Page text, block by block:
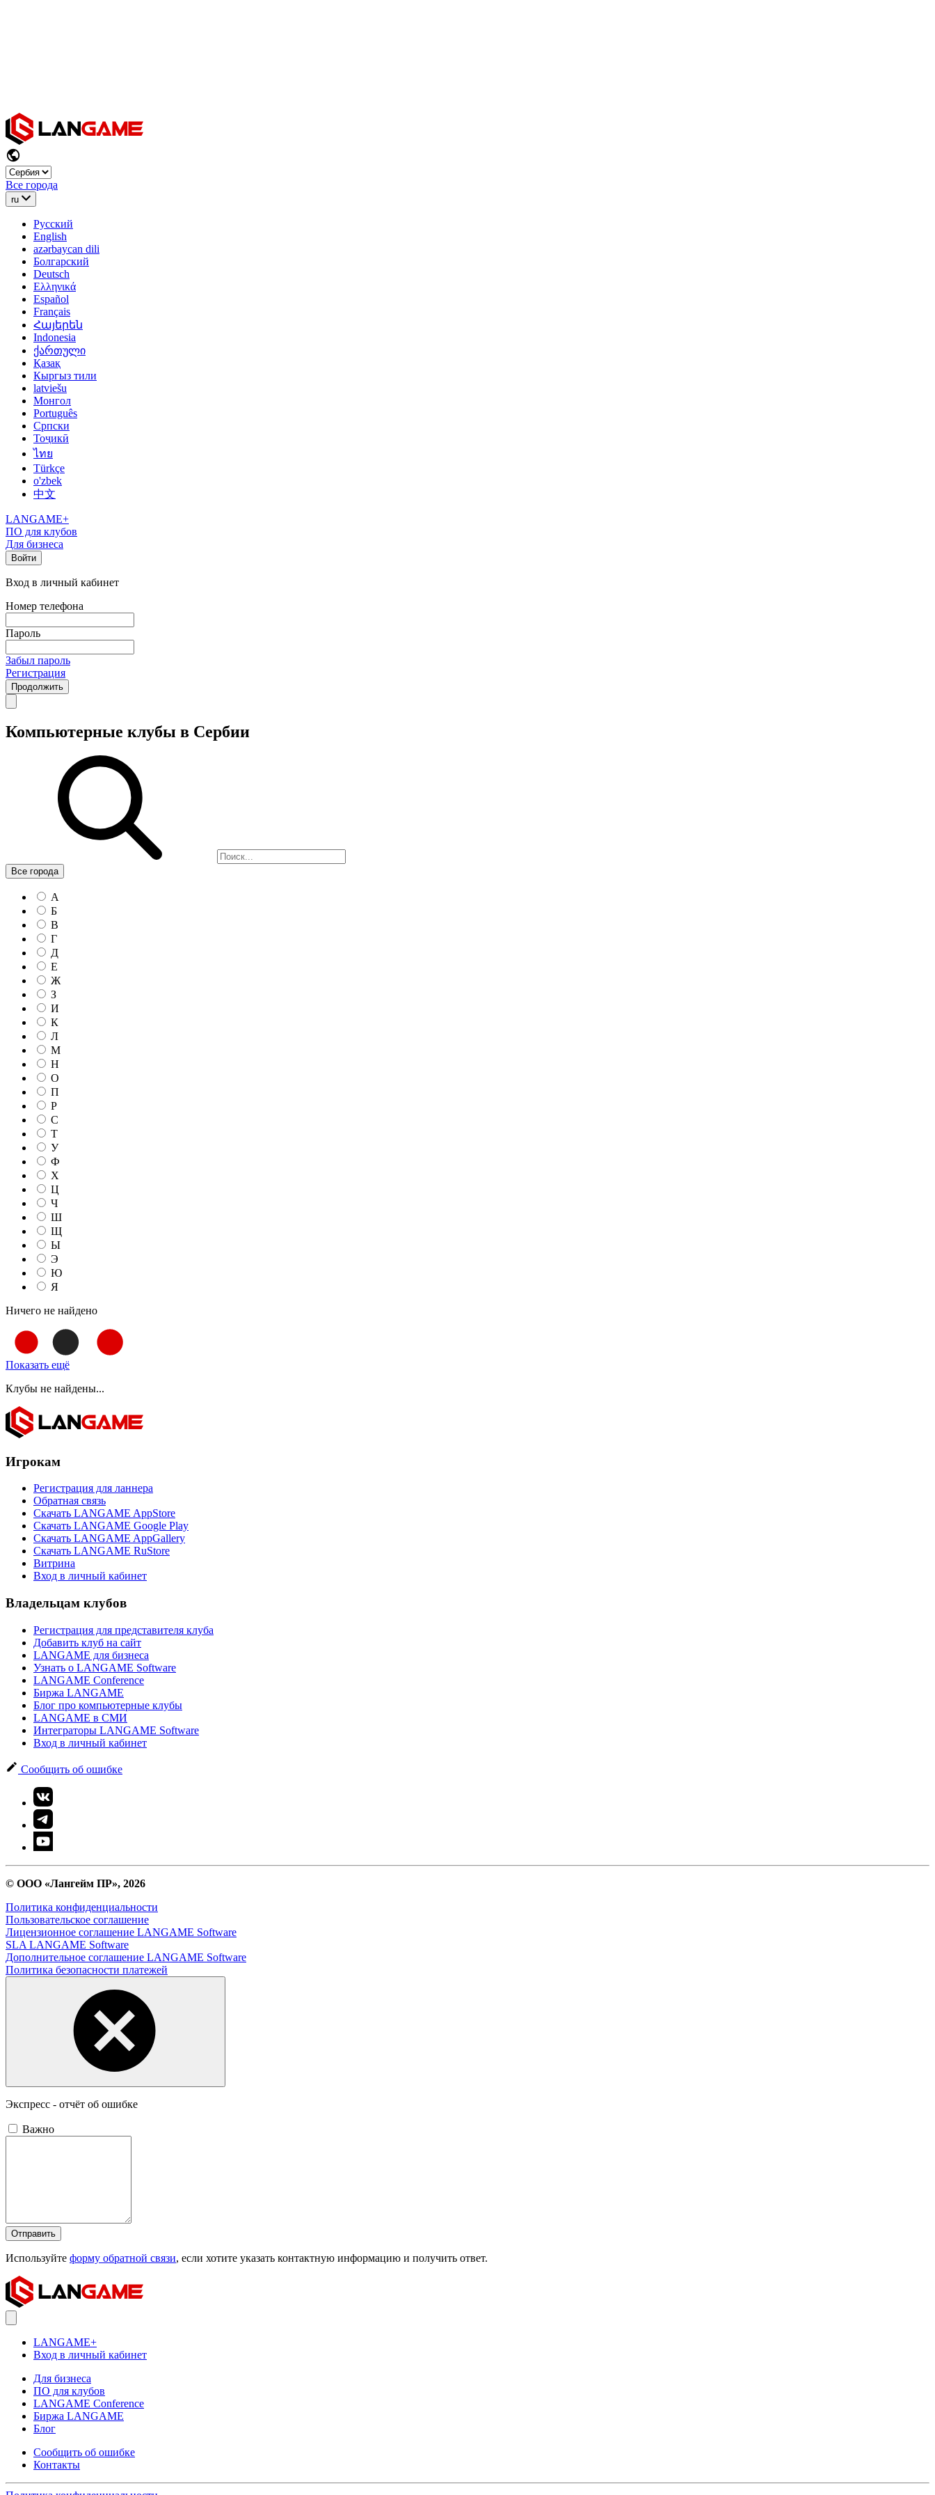
Все города
ru
Русский
English
azərbaycan dili
Болгарский
Deutsch
Ελληνικά
Español
Français
Հայերեն
Indonesia
ქართული
Қазақ
Кыргыз тили
latviešu
Монгол
Português
Српски
Тоҷикӣ
ไทย
Türkçe
o'zbek
中文
LANGAME+
ПО для клубов
Для бизнеса
Войти
Вход в личный кабинет
Номер телефона
Пароль
Забыл пароль
Регистрация
Продолжить
Компьютерные клубы в Сербии
Все города
А
Б
В
Г
Д
Е
Ж
З
И
К
Л
М
Н
О
П
Р
С
Т
У
Ф
Х
Ц
Ч
Ш
Щ
Ы
Э
Ю
Я
Ничего не найдено
Показать ещё
Клубы не найдены...
Игрокам
Регистрация для ланнера
Обратная связь
Скачать LANGAME AppStore
Скачать LANGAME Google Play
Скачать LANGAME AppGallery
Скачать LANGAME RuStore
Витрина
Вход в личный кабинет
Владельцам клубов
Регистрация для представителя клуба
Добавить клуб на сайт
LANGAME для бизнеса
Узнать о LANGAME Software
LANGAME Conference
Биржа LANGAME
Блог про компьютерные клубы
LANGAME в СМИ
Интеграторы LANGAME Software
Вход в личный кабинет
Сообщить об ошибке
© ООО «Лангейм ПР», 2026
Политика конфиденциальности
Пользовательское соглашение
Лицензионное соглашение LANGAME Software
SLA LANGAME Software
Дополнительное соглашение LANGAME Software
Политика безопасности платежей
Экспресс - отчёт об ошибке
Важно
Отправить
Используйте форму обратной связи, если хотите указать контактную информацию и получить ответ.
LANGAME+
Вход в личный кабинет
Для бизнеса
ПО для клубов
LANGAME Conference
Биржа LANGAME
Блог
Сообщить об ошибке
Контакты